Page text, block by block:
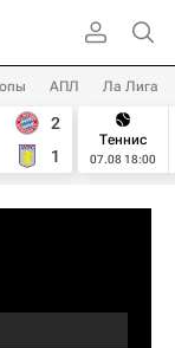
АПЛ Ла Лига
2
1
Теннис
07.08 18:00